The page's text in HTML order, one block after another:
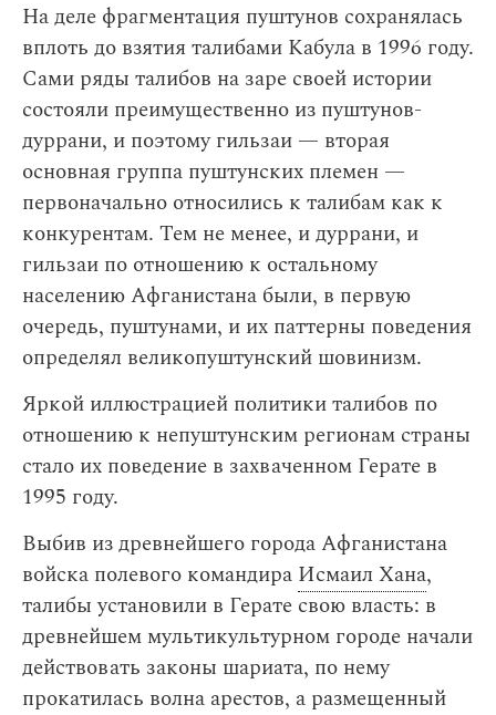
На деле фрагментация пуштунов сохранялась
вплоть до взятия талибами Кабула в 1996 году.
Сами ряды талибов на заре своей истории
состояли преимущественно из пуштунов-
дуррани, и поэтому гильзаи — вторая
основная группа пуштунских племен —
первоначально относились к талибам как к
конкурентам. Тем не менее, и дуррани, и
гильзаи по отношению к остальному
населению Афганистана были, в первую
очередь, пуштунами, и их паттерны поведения
определял великопуштунский шовинизм.
Яркой иллюстрацией политики талибов по
отношению к непуштунским регионам страны
стало их поведение в захваченном Герате в
1995 году.
Выбив из древнейшего города Афганистана
войска полевого командира Исмаил Хана,
талибы установили в Герате свою власть: в
древнейшем мультикультурном городе начали
действовать законы шариата, по нему
прокатилась волна арестов, а размещенный